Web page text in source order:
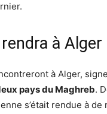
à
à Alger,
pays du Maghreb.
s’était rendue à